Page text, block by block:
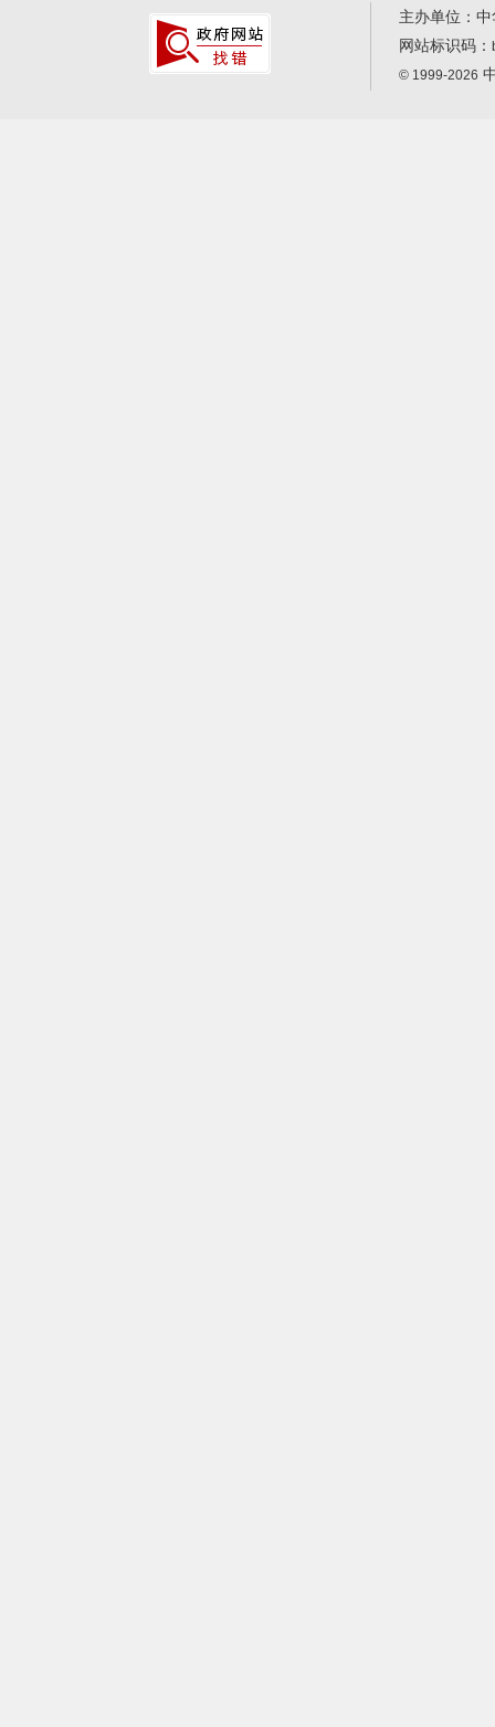
主办单位：
网站标识码：
© 1999-2026